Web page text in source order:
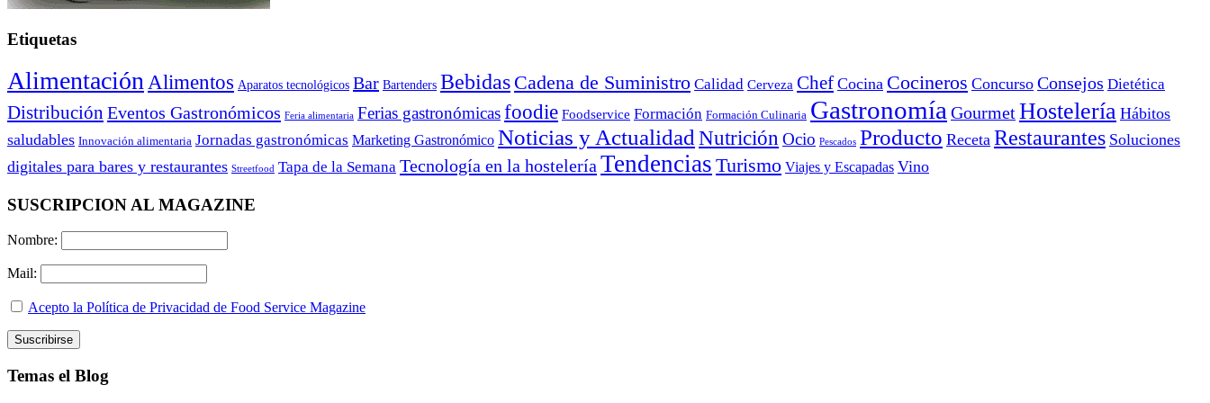
Etiquetas
Alimentación Alimentos Aparatos tecnológicos Bar Bartenders Bebidas Cadena de Suministro Calidad Cerveza Chef Cocina Cocineros Concurso Consejos Dietética
Distribución Eventos Gastronómicos Feria alimentaria Ferias gastronómicasfoodie Foodservice Formación Formación Culinaria Gastronomía GourmetHostelería Hábitos
saludables Innovación alimentaria Jornadas gastronómicas Marketing Gastronómico Noticias y Actualidad Nutrición Ocio Pescados Producto Receta Restaurantes Soluciones
digitales para bares y restaurantes Streetfood Tapa de la Semana Tecnología en la hostelería Tendencias Turismo Viajes y Escapadas Vino
SUSCRIPCION AL MAGAZINE
Nombre:
Mail:
Acepto la Política de Privacidad de Food Service Magazine
Temas el Blog